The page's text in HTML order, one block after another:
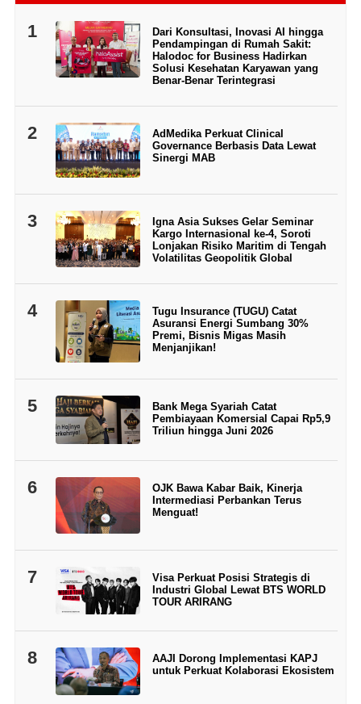
1
Dari Konsultasi, Inovasi AI hingga
Pendampingan di Rumah Sakit:
Halodoc for Business Hadirkan
Solusi Kesehatan Karyawan yang
Benar-Benar Terintegrasi
2
AdMedika Perkuat Clinical
Governance Berbasis Data Lewat
Sinergi MAB
3
Igna Asia Sukses Gelar Seminar
Kargo Internasional ke-4, Soroti
Lonjakan Risiko Maritim di Tengah
Volatilitas Geopolitik Global
4
Tugu Insurance (TUGU) Catat
Asuransi Energi Sumbang 30%
Premi, Bisnis Migas Masih
Menjanjikan!
5
Bank Mega Syariah Catat
Pembiayaan Komersial Capai Rp5,9
Triliun hingga Juni 2026
6
OJK Bawa Kabar Baik, Kinerja
Intermediasi Perbankan Terus
Menguat!
7
Visa Perkuat Posisi Strategis di
Industri Global Lewat BTS WORLD
TOUR ARIRANG
8
AAJI Dorong Implementasi KAPJ
untuk Perkuat Kolaborasi Ekosistem